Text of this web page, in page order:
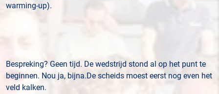
warming-up).
Bespreking? Geen tijd. De wedstrijd stond al op het punt te
beginnen. Nou ja, bijna.De scheids moest eerst nog even het
veld kalken.